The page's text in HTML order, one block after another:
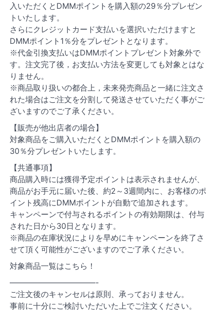
入いただくとDMMポイントを購入額の29％分プレゼン
トいたします。
さらにクレジットカード支払いを選択いただけますと
DMMポイント1％分をプレゼントとなります。
※代金引換支払いはDMMポイントプレゼント対象外で
す。注文完了後，お支払い方法を変更しても対象とはな
りません。
※商品取り扱いの都合上，未来発売商品と一緒に注文さ
れた場合はご注文を分割して発送させていただく事がご
ざいますのでご了承ください。
【販売が他出店者の場合】
対象商品をご購入いただくとDMMポイントを購入額の
30％分プレゼントいたします。
【共通事項】
商品購入時には獲得予定ポイントは表示されませんが、
商品がお手元に届いた後、約2～3週間内に、お客様のポ
イント残高にDMMポイントが自動で追加されます。
キャンペーンで付与されるポイントの有効期限は、付与
された日から30日となります。
※商品の在庫状況によりを早めにキャンペーンを終了さ
せて頂く可能性がございますのでご了承ください。
対象商品一覧はこちら！
———————————-
ご注文後のキャンセルは原則、承っておりません。
事前に十分にご検討いただいた上でご注文ください。